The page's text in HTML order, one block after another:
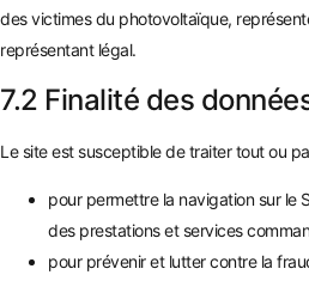
des victimes du photovoltaïque,
représentant légal.
7.2 Finalité des
Le site est susceptible de traiter tout ou
pour permettre la navigation sur le
des prestations et services
pour prévenir et lutter contre la